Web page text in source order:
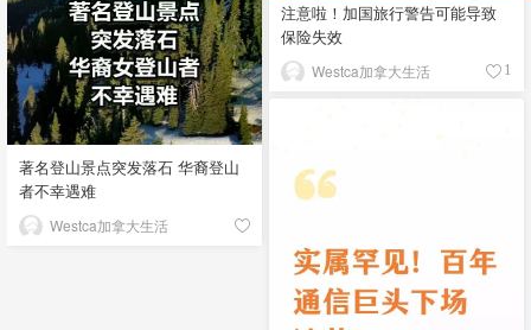
注意啦！加国旅行警告可能导致
保险失效
Westca加拿大生活 1
著名登山景点突发落石 华裔登山
者不幸遇难
Westca加拿大生活